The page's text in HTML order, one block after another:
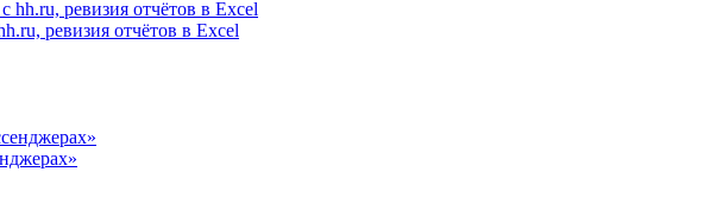
ревизия отчётов в Excel